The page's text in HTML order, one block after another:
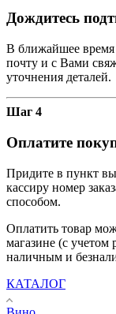
Дождитесь
В ближайшее время
почту и с Вами
уточнения деталей.
Шаг 4
Оплатите
Придите в пункт
кассиру номер
способом.
Оплатить товар
магазине (с учетом
наличным и
КАТАЛОГ